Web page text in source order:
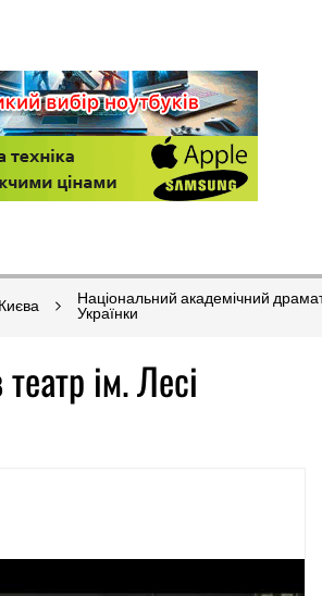
Національний академічний
Українки
ім. Лесі